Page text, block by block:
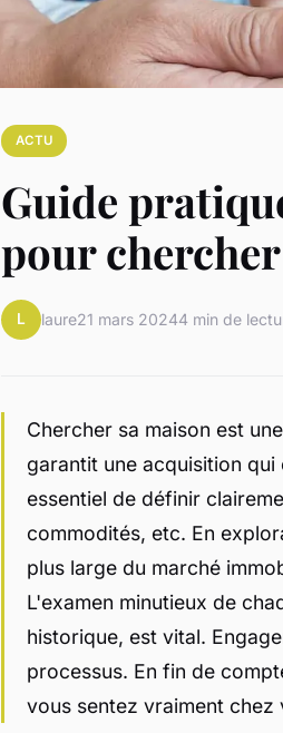
ACTU
Guide
pour
L laure21 mars 20244 min de
Chercher sa maison est
garantit une acquisition
essentiel de définir
commodités, etc. En
plus large du marché
L'examen minutieux de
historique, est vital.
processus. En fin de
vous sentez vraiment chez